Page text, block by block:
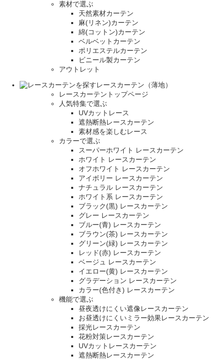
素材で選ぶ
天然素材カーテン
麻(リネン)カーテン
綿(コットン)カーテン
ベルベットカーテン
ポリエステルカーテン
ビニール製カーテン
アウトレット
レースカーテン（薄地）
レースカーテントップページ
人気特集で選ぶ
UVカットレース
遮熱断熱レースカーテン
素材感を楽しむレース
カラーで選ぶ
スーパーホワイト レースカーテン
ホワイト レースカーテン
オフホワイト レースカーテン
アイボリー レースカーテン
ナチュラル レースカーテン
ホワイト系 レースカーテン
ブラック(黒) レースカーテン
グレー レースカーテン
ブルー(青) レースカーテン
ブラウン(茶) レースカーテン
グリーン(緑) レースカーテン
レッド(赤) レースカーテン
ベージュ レースカーテン
イエロー(黄) レースカーテン
グラデーション レースカーテン
カラー(色付き) レースカーテン
機能で選ぶ
昼夜透けにくい遮像レースカーテン
お昼透けにくいミラー効果レースカーテン
採光レースカーテン
花粉対策レースカーテン
UVカットレースカーテン
遮熱断熱レースカーテン